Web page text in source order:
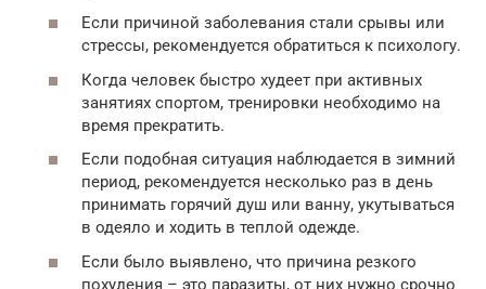
Если причиной заболевания стали срывы или
стрессы, рекомендуется обратиться к психологу.
Когда человек быстро худеет при активных
занятиях спортом, тренировки необходимо на
время прекратить.
Если подобная ситуация наблюдается в зимний
период, рекомендуется несколько раз в день
принимать горячий душ или ванну, укутываться
в одеяло и ходить в теплой одежде.
Если было выявлено, что причина резкого
похудения – это паразиты, от них нужно срочно